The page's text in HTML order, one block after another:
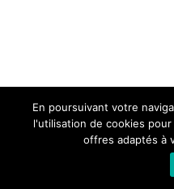
En poursuivant votre
l'utilisation de cookies
offres adaptés à